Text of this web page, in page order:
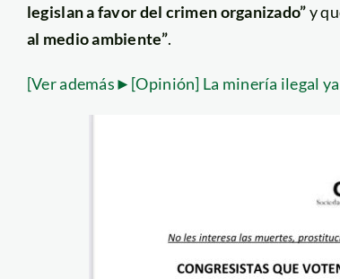
legislan a favor del crimen organizado”y
al medio ambiente”.
[Ver además►[Opinión] La minería ilegal ya